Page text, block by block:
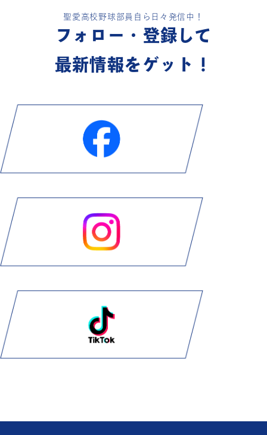
聖愛高校野球部員自ら日々発信中！
フォロー・登録して
最新情報をゲット！